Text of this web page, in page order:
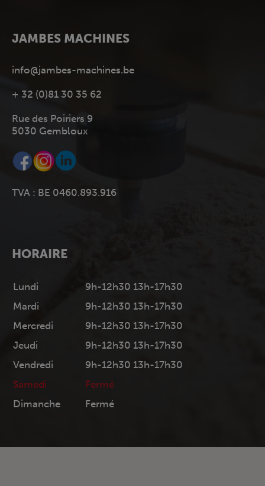
JAMBES MACHINES
info@jambes-machines.be
+ 32 (0)81 30 35 62
Rue des Poiriers 9
5030 Gembloux
TVA : BE 0460.893.916
HORAIRE
Lundi
9h-12h30 13h-17h30
Mardi
9h-12h30 13h-17h30
Mercredi
9h-12h30 13h-17h30
Jeudi
9h-12h30 13h-17h30
Vendredi
9h-12h30 13h-17h30
Samedi
Fermé
Dimanche
Fermé